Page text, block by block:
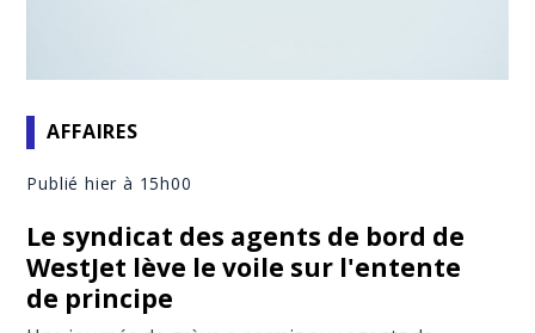
AFFAIRES
Publié hier à 15h00
Le syndicat des agents de bord de
WestJet lève le voile sur l'entente
de principe